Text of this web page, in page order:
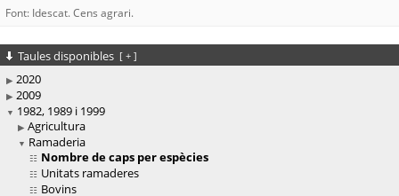
Font: Idescat. Cens agrari.
Taules disponibles [ + ]
2020
2009
1982, 1989 i 1999
Agricultura
Ramaderia
Nombre de caps per espècies
Unitats ramaderes
Bovins